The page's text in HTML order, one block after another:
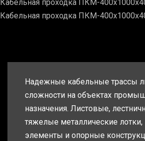
Кабельная проходка ПКМ-
Кабельная проходка ПКМ-
Надежные кабельные трассы
сложности на объектах
назначения. Листовые,
тяжелые металлические
элементы и опорные